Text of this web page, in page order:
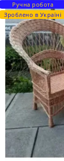
Ручна робота
Зроблено в Україні